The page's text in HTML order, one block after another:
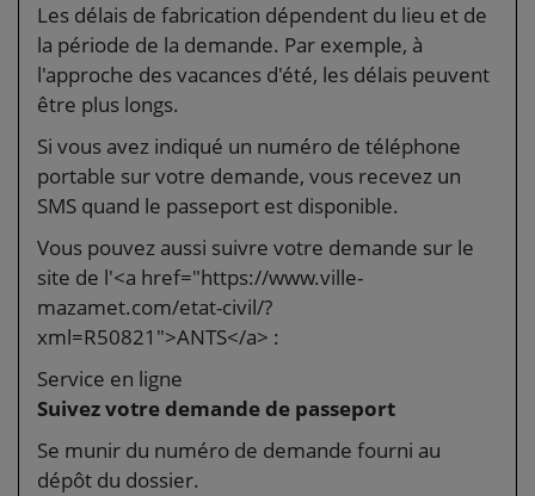
Les délais de fabrication dépendent du lieu et de
la période de la demande. Par exemple, à
l'approche des vacances d'été, les délais peuvent
être plus longs.
Si vous avez indiqué un numéro de téléphone
portable sur votre demande, vous recevez un
SMS quand le passeport est disponible.
Vous pouvez aussi suivre votre demande sur le
site de l'<a href="https://www.ville-
mazamet.com/etat-civil/?
xml=R50821">ANTS</a> :
Service en ligne
Suivez votre demande de passeport
Se munir du numéro de demande fourni au
dépôt du dossier.